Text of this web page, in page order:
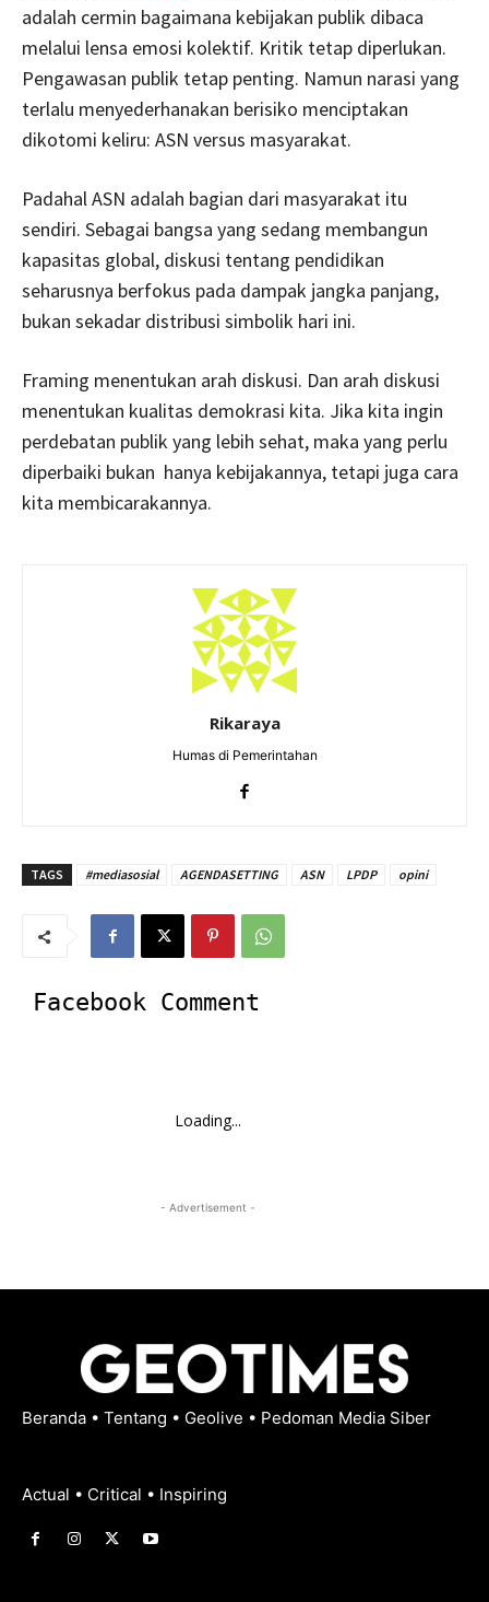
adalah cermin bagaimana kebijakan publik dibaca
melalui lensa emosi kolektif. Kritik tetap diperlukan.
Pengawasan publik tetap penting. Namun narasi yang
terlalu menyederhanakan berisiko menciptakan
dikotomi keliru: ASN versus masyarakat.
Padahal ASN adalah bagian dari masyarakat itu
sendiri. Sebagai bangsa yang sedang membangun
kapasitas global, diskusi tentang pendidikan
seharusnya berfokus pada dampak jangka panjang,
bukan sekadar distribusi simbolik hari ini.
Framing menentukan arah diskusi. Dan arah diskusi
menentukan kualitas demokrasi kita. Jika kita ingin
perdebatan publik yang lebih sehat, maka yang perlu
diperbaiki bukan hanya kebijakannya, tetapi juga cara
kita membicarakannya.
Rikaraya
Humas di Pemerintahan
TAGS #mediasosial AGENDASETTING ASN LPDP opini
Facebook Comment
Loading...
- Advertisement -
Beranda • Tentang • Geolive • Pedoman Media Siber
Actual • Critical • Inspiring